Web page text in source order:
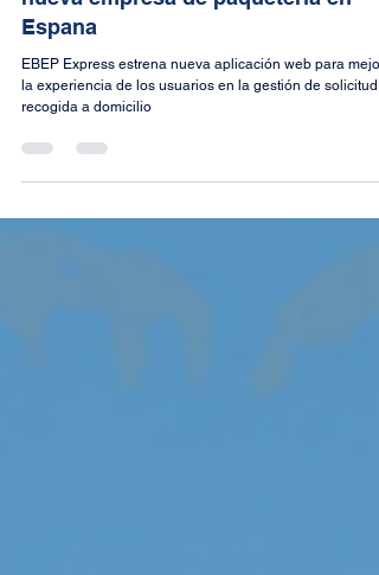
aplicación web y se posiciona como
nueva empresa de paqueteria en
Espana
EBEP Express estrena nueva aplicación web para
recogida a domicilio